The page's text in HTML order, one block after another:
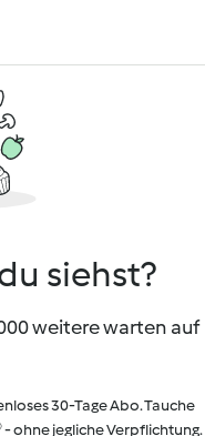
siehst?
weitere warten auf
30-Tage Abo. Tauche
ohne jegliche Verpflichtung.